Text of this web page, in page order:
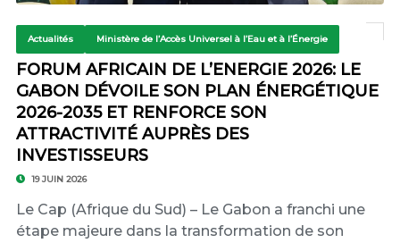
Actualités Ministère de l’Accès Universel à l’Eau et à l’Énergie
FORUM AFRICAIN DE L’ENERGIE 2026: LE
GABON DÉVOILE SON PLAN ÉNERGÉTIQUE
2026-2035 ET RENFORCE SON
ATTRACTIVITÉ AUPRÈS DES
INVESTISSEURS
19 JUIN 2026
Le Cap (Afrique du Sud) – Le Gabon a franchi une
étape majeure dans la transformation de son